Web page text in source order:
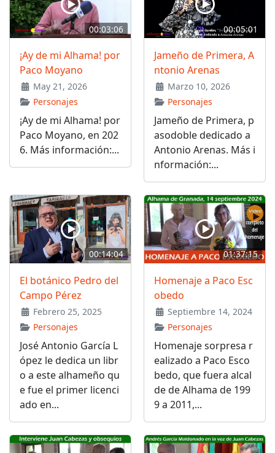
00:03:06
¡Ay de mi Alhama! por
Paco Moyano
May 21, 2026
Personajes
¡Ay de mi Alhama! por
Paco Moyano, en 202
6. Más información:...
00:05:01
Jameño de Primera, A
ntonio Arenas
Marzo 10, 2026
Personajes
Jameño de Primera, p
asodoble dedicado a
Antonio Arenas. Más i
nformación:...
00:14:04
El botánico Pedro del
Campo Pérez
Febrero 25, 2025
Personajes
José Antonio García L
ópez le dedica un libr
o a este alhameño qu
e fue el primer licenci
ado en...
01:37:15
Homenaje a Paco Esc
obedo
Septiembre 14, 2024
Personajes
Homenaje sorpresa r
ealizado a Paco Esco
bedo, que fuera alcal
de de Alhama de 199
9 a 2011,...